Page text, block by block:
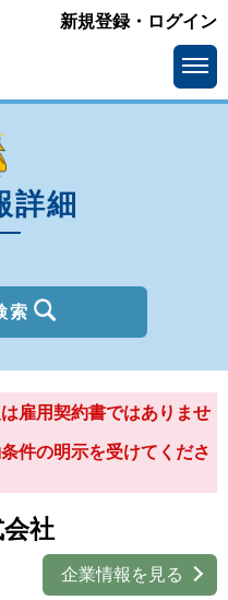
新規登録・ログイン
詳細
索
雇用契約書ではありませ
件の明示を受けてくださ
社
企業情報を見る